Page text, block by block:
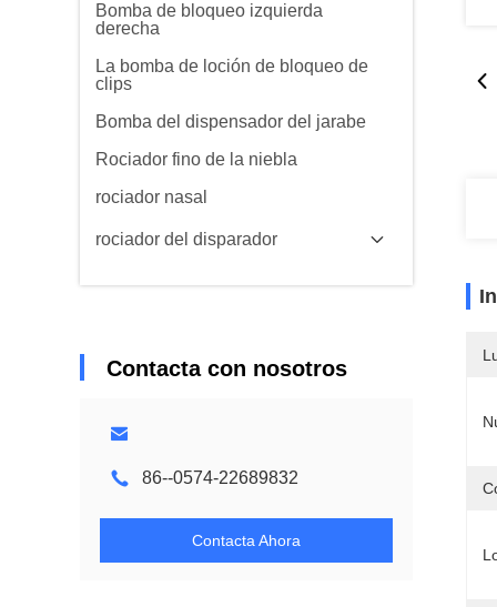
Bomba de bloqueo izquierda
derecha
La bomba de loción de bloqueo de
clips
Bomba del dispensador del jarabe
Rociador fino de la niebla
rociador nasal
rociador del disparador
Contacta con nosotros
86--0574-22689832
Contacta Ahora